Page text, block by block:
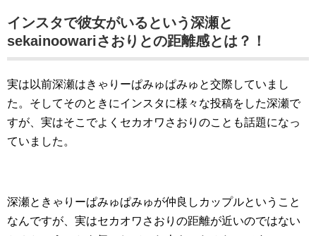
インスタで彼女がいるという深瀬と
sekainoowariさおりとの距離感とは？！
実は以前深瀬はきゃりーぱみゅぱみゅと交際していまし
た。そしてそのときにインスタに様々な投稿をした深瀬で
すが、実はそこでよくセカオワさおりのことも話題になっ
ていました。
深瀬ときゃりーぱみゅぱみゅが仲良しカップルということ
なんですが、実はセカオワさおりの距離が近いのではない